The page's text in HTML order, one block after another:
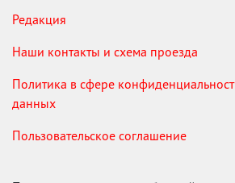
Редакция
Наши контакты и схема проезда
Политика в сфере
данных
Пользовательское соглашение